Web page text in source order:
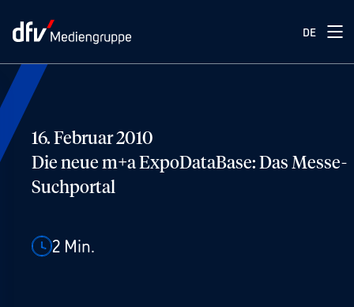
DE
16. Februar 2010
Die neue m+a ExpoDataBase: Das Messe-
Suchportal
2 Min.